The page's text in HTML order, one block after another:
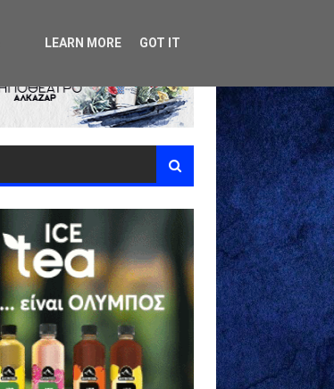
LEARN MORE GOT IT